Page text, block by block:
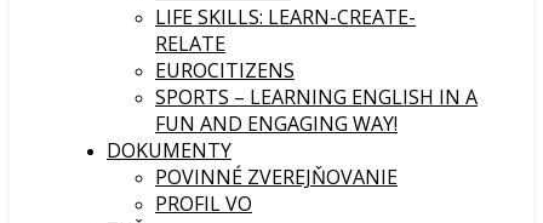
LIFE SKILLS: LEARN-CREATE-
RELATE
EUROCITIZENS
SPORTS – LEARNING ENGLISH IN A
FUN AND ENGAGING WAY!
DOKUMENTY
POVINNÉ ZVEREJŇOVANIE
PROFIL VO